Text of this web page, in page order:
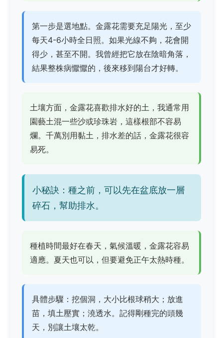
第一步是選地點。金露花需要充足陽光，至少
每天4-6小時全日照。如果光線不夠，花會開
得少，甚至不開。我曾經把它放在陰暗角落，
結果整株病懨懨的，後來移到陽台才好轉。
土壤方面，金露花喜歡排水好的土，我通常用
園藝土混一些沙或珍珠岩，這樣根部不容易
爛。千萬別用黏土，排水差的話，金露花很容
易死。
小秘訣：種之前，可以先在盆底放一層
碎石，幫助排水。
種植時間最好在春天，氣候溫暖，金露花容易
適應。夏天也可以，但要避免正午太熱時種。
具體步驟：挖個洞，大小比根球稍大；放進
苗，填土壓實；澆透水。記得剛種完的頭幾
天，別讓土壤太乾。